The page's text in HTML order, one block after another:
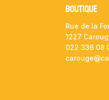
Boutique
Rue de la
1227
022 336 08